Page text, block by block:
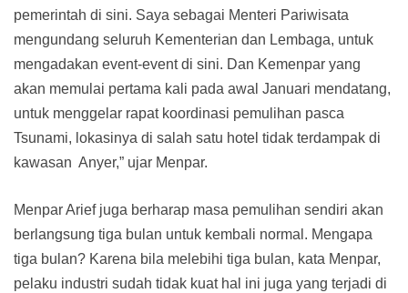
pemerintah di sini. Saya sebagai Menteri Pariwisata
mengundang seluruh Kementerian dan Lembaga, untuk
mengadakan event-event di sini. Dan Kemenpar yang
akan memulai pertama kali pada awal Januari mendatang,
untuk menggelar rapat koordinasi pemulihan pasca
Tsunami, lokasinya di salah satu hotel tidak terdampak di
kawasan Anyer,” ujar Menpar.
Menpar Arief juga berharap masa pemulihan sendiri akan
berlangsung tiga bulan untuk kembali normal. Mengapa
tiga bulan? Karena bila melebihi tiga bulan, kata Menpar,
pelaku industri sudah tidak kuat hal ini juga yang terjadi di